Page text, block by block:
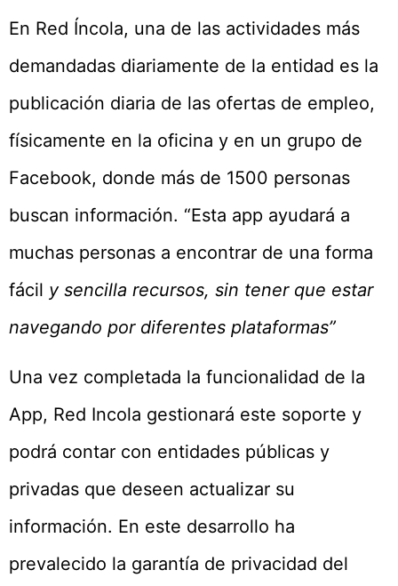
En Red Íncola, una de las actividades más
demandadas diariamente de la entidad es la
publicación diaria de las ofertas de empleo,
físicamente en la oficina y en un grupo de
Facebook, donde más de 1500 personas
buscan información. “Esta app ayudará a
muchas personas a encontrar de una forma
fácil y sencilla recursos, sin tener que estar
navegando por diferentes plataformas”
Una vez completada la funcionalidad de la
App, Red Incola gestionará este soporte y
podrá contar con entidades públicas y
privadas que deseen actualizar su
información. En este desarrollo ha
prevalecido la garantía de privacidad del